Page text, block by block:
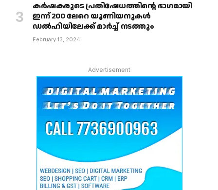
കർഷകരുടെ പ്രതിഷേധത്തിൻ്റെ ഭാഗമായി
ഇന്ന് 200 ലേറെ യൂണിയനുകൾ
ഡൽഹിയിലേക്ക് മാർച്ച് നടത്തും
February 13, 2024
Advertisement